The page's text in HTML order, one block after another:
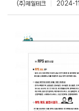
(주)제일테크 2024-